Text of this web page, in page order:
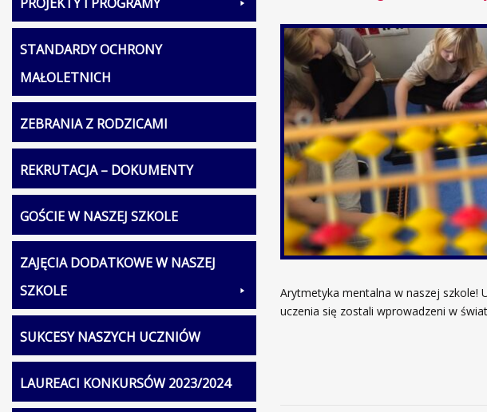
Arytmetyka mentalna w naszej szkole!
uczenia się zostali wprowadzeni w
STANDARDY OCHRONY
MAŁOLETNICH
ZEBRANIA Z RODZICAMI
REKRUTACJA – DOKUMENTY
GOŚCIE W NASZEJ SZKOLE
ZAJĘCIA DODATKOWE W NASZEJ
SZKOLE
SUKCESY NASZYCH UCZNIÓW
LAUREACI KONKURSÓW 2023/2024